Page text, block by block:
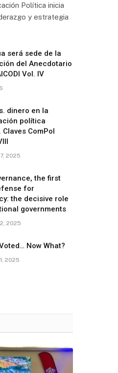
Política inicia
y estrategia
será sede de la
del Anecdotario
Vol. IV
dinero en la
política
Claves ComPol
2025
the first
for
the decisive role
governments
2025
Now What?
2025